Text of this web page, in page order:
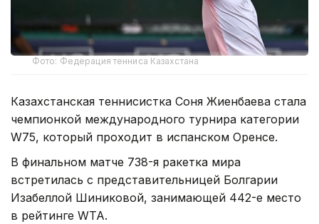
Фото: Федерация тенниса Казахстана
Казахстанская теннисистка Соня Жиенбаева стала
чемпионкой международного турнира категории
W75, который проходит в испанском Оренсе.
В финальном матче 738-я ракетка мира
встретилась с представительницей Болгарии
Изабеллой Шиниковой, занимающей 442-е место
в рейтинге WTA.